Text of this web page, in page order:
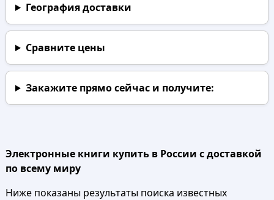
География доставки
Сравните цены
Закажите прямо сейчаси получите:
Электронные книги купить в России с доставкой
по всему миру
Ниже показаны результаты поиска известных